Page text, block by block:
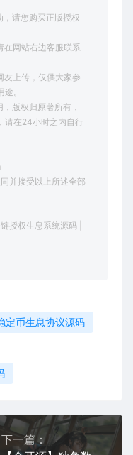
请您购买正版授权
在网站右边客服联系
友上传，仅供大家参
。
版权归原著所有，
请在24小时之内自行
并接受以上所述全部
授权生息系统源码 |
定币生息协议源码
下一篇：